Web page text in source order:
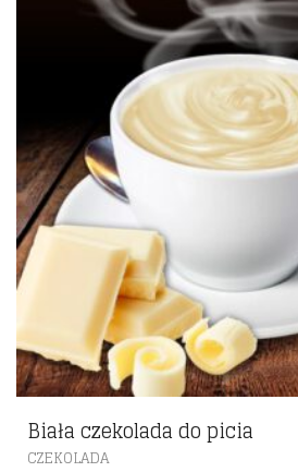
Biała czekolada do picia
CZEKOLADA